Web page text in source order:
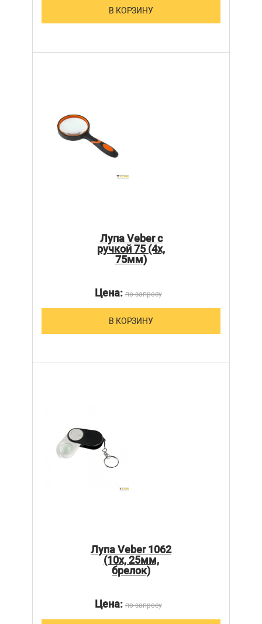
В КОРЗИНУ
Лупа Veber с
ручкой 75 (4х,
75мм)
Цена:по запросу
В КОРЗИНУ
Лупа Veber 1062
(10х, 25мм,
брелок)
Цена:по запросу